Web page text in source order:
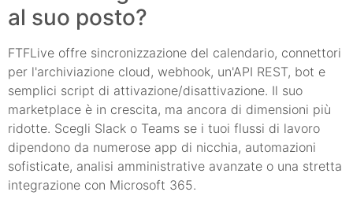
al suo posto?
FTFLive offre sincronizzazione del calendario, connettori
per l'archiviazione cloud, webhook, un'API REST, bot e
semplici script di attivazione/disattivazione. Il suo
marketplace è in crescita, ma ancora di dimensioni più
ridotte. Scegli Slack o Teams se i tuoi flussi di lavoro
dipendono da numerose app di nicchia, automazioni
sofisticate, analisi amministrative avanzate o una stretta
integrazione con Microsoft 365.